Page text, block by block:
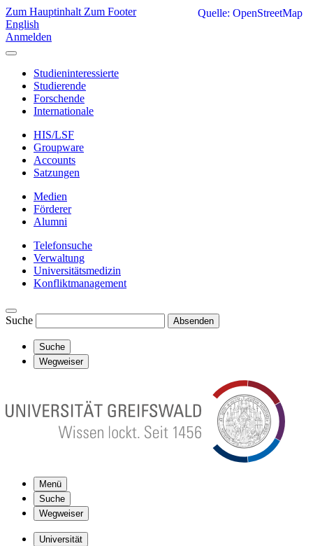
Zum Hauptinhalt Zum Footer
English
Anmelden
Studieninteressierte
Studierende
Forschende
Internationale
HIS/LSF
Groupware
Accounts
Satzungen
Medien
Förderer
Alumni
Telefonsuche
Verwaltung
Universitätsmedizin
Konfliktmanagement
Suche Absenden
Suche
Wegweiser
Menü
Suche
Wegweiser
Universität
Quelle: OpenStreetMap